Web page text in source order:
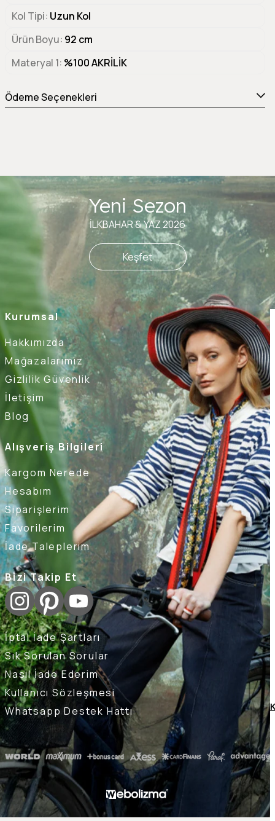
Kol Tipi Uzun Kol
Ürün Boyu 92 cm
Materyal 1 %100 AKRİLİK
Ödeme Seçenekleri
Kurumsal
Hakkımızda
Mağazalarımız
Gizlilik Güvenlik
İletişim
Blog
Alışveriş Bilgileri
Kargom Nerede
Hesabım
Siparişlerim
Favorilerim
İade Taleplerim
Bizi Takip Et
İptal İade Şartları
Sık Sorulan Sorular
Nasıl İade Ederim
Kullanıcı Sözleşmesi
Whatsapp Destek Hattı
Yeni Sezon
İLKBAHAR & YAZ 2026
Keşfet